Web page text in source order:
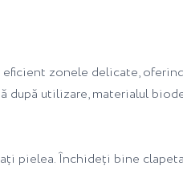
zonele delicate,
utilizare, materialul
pielea. Închideți bine